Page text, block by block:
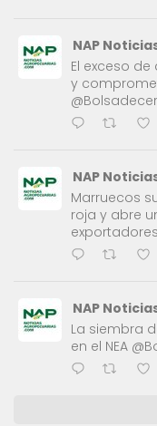
NAP
El exceso
y
NAP
Marruecos
roja y abre
NAP
La siembra
en el NEA